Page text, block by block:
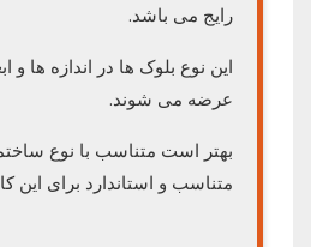
رایج می باشد.
این نوع بلوک ها در اندازه ها و
عرضه می شوند.
بهتر است متناسب با نوع
متناسب و استاندارد برای این